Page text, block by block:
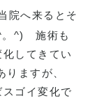
院へ来るとそ
。 ^)
施術も
してきてい
ますが、
スゴイ変化で